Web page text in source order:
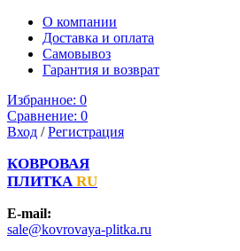
О компании
Доставка и оплата
Самовывоз
Гарантия и возврат
Избранное: 0
Сравнение: 0
Вход /Регистрация
КОВРОВАЯ
ПЛИТКА RU
E-mail:
sale@kovrovaya-plitka.ru